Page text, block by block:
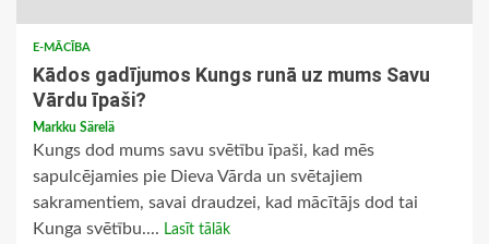
E-MĀCĪBA
Kādos gadījumos Kungs runā uz mums Savu
Vārdu īpaši?
Markku Särelä
Kungs dod mums savu svētību īpaši, kad mēs
sapulcējamies pie Dieva Vārda un svētajiem
sakramentiem, savai draudzei, kad mācītājs dod tai
Kunga svētību.... Lasīt tālāk